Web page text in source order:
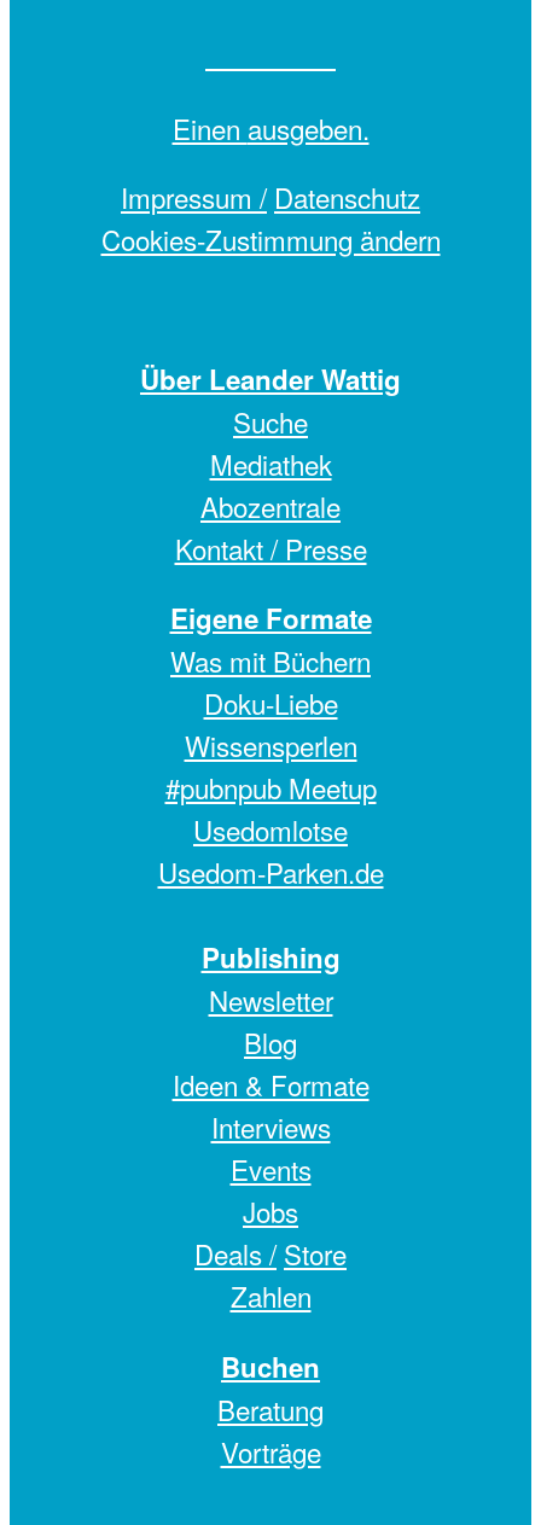
Einen ausgeben.
Impressum / Datenschutz
Cookies-Zustimmung ändern
Über Leander Wattig
Suche
Mediathek
Abozentrale
Kontakt / Presse
Eigene Formate
Was mit Büchern
Doku-Liebe
Wissensperlen
#pubnpub Meetup
Usedomlotse
Usedom-Parken.de
Publishing
Newsletter
Blog
Ideen & Formate
Interviews
Events
Jobs
Deals / Store
Zahlen
Buchen
Beratung
Vorträge